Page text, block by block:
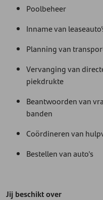
Poolbeheer
Inname van
Planning van
Vervanging van
piekdrukte
Beantwoorden van
banden
Coördineren van
Bestellen van auto's
Jij beschikt over